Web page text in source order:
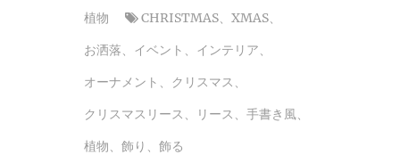
植物
CHRISTMAS、 XMAS、
お洒落、 イベント 、 インテリア、
オーナメント 、 クリスマス 、
クリスマスリース 、 リース 、 手書き風、
植物、 飾り 、 飾る